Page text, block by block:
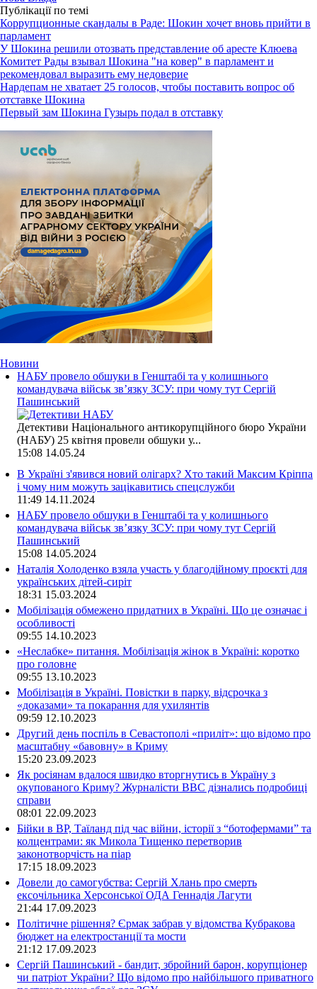
Публікації по темі
Коррупционные скандалы в Раде: Шокин хочет вновь прийти в
парламент
У Шокина решили отозвать представление об аресте Клюева
Комитет Рады взывал Шокина "на ковер" в парламент и
рекомендовал выразить ему недоверие
Нардепам не хватает 25 голосов, чтобы поставить вопрос об
отставке Шокина
Первый зам Шокина Гузырь подал в отставку
Новини
НАБУ провело обшуки в Генштабі та у колишнього
командувача військ зв’язку ЗСУ: при чому тут Сергій
Пашинський
Детективи Національного антикорупційного бюро України
(НАБУ) 25 квітня провели обшуки у...
15:08 14.05.24
В Україні з'явився новий олігарх? Хто такий Максим Кріппа
і чому ним можуть зацікавитись спецслужби
11:49 14.11.2024
НАБУ провело обшуки в Генштабі та у колишнього
командувача військ зв’язку ЗСУ: при чому тут Сергій
Пашинський
15:08 14.05.2024
Наталія Холоденко взяла участь у благодійному проєкті для
українських дітей-сиріт
18:31 15.03.2024
Мобілізація обмежено придатних в Україні. Що це означає і
особливості
09:55 14.10.2023
«Неслабке» питання. Мобілізація жінок в Україні: коротко
про головне
09:55 13.10.2023
Мобілізація в Україні. Повістки в парку, відсрочка з
«доказами» та покарання для ухилянтів
09:59 12.10.2023
Другий день поспіль в Севастополі «приліт»: що відомо про
масштабну «бавовну» в Криму
15:20 23.09.2023
Як росіянам вдалося швидко вторгнутись в Україну з
окупованого Криму? Журналісти ВВС дізнались подробиці
справи
08:01 22.09.2023
Бійки в ВР, Таїланд під час війни, історії з “ботофермами” та
колцентрами: як Микола Тищенко перетворив
законотворчість на піар
17:15 18.09.2023
Довели до самогубства: Сергій Хлань про смерть
ексочільника Херсонської ОДА Геннадія Лагути
21:44 17.09.2023
Політичне рішення? Єрмак забрав у відомства Кубракова
бюджет на електростанції та мости
21:12 17.09.2023
Сергій Пашинський - бандит, збройний барон, корупціонер
чи патріот України? Що відомо про найбільшого приватного